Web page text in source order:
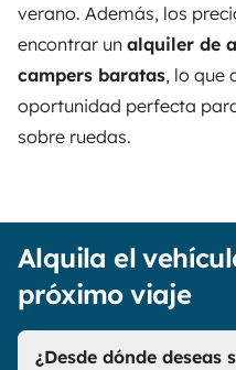
verano. Además, los
encontrar un alquiler de
campers baratas, lo que
oportunidad perfecta
sobre ruedas.
Alquila el
próximo viaje
¿Desde dónde deseas